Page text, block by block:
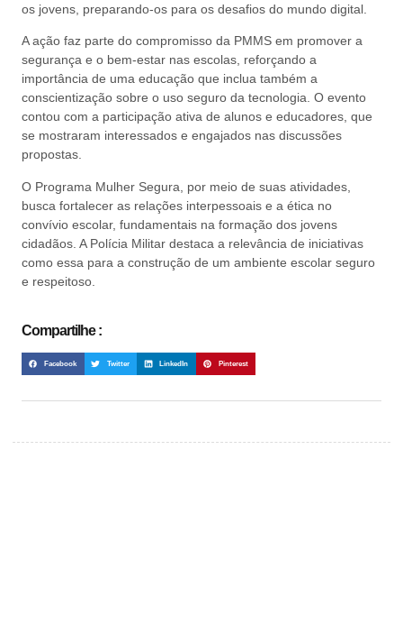
os jovens, preparando-os para os desafios do mundo digital.
A ação faz parte do compromisso da PMMS em promover a
segurança e o bem-estar nas escolas, reforçando a
importância de uma educação que inclua também a
conscientização sobre o uso seguro da tecnologia. O evento
contou com a participação ativa de alunos e educadores, que
se mostraram interessados e engajados nas discussões
propostas.
O Programa Mulher Segura, por meio de suas atividades,
busca fortalecer as relações interpessoais e a ética no
convívio escolar, fundamentais na formação dos jovens
cidadãos. A Polícia Militar destaca a relevância de iniciativas
como essa para a construção de um ambiente escolar seguro
e respeitoso.
Compartilhe :
Facebook Twitter LinkedIn Pinterest